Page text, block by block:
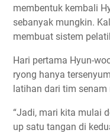
membentuk kembali
sebanyak mungkin.
membuat sistem
Hari pertama Hyun-
ryong hanya
latihan dari tim senam
“Jadi, mari kita mulai
up satu tangan di